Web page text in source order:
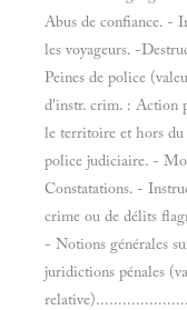
Abus de confiance. -
les voyageurs. -
Peines de police
d'instr. crim. : Action
le territoire et hors
police judiciaire. -
Constatations. -
crime ou de délits
- Notions générales
juridictions pénales